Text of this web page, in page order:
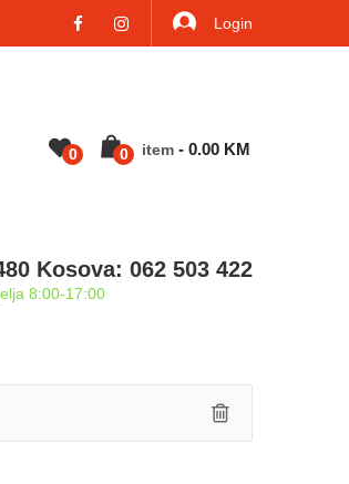
Login
0 0 Item - 0.00 KM
Kosova: 062 503 422
8:00-17:00